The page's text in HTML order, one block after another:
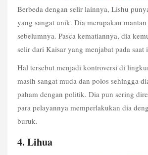
Berbeda dengan selir lainnya, Lishu
yang sangat unik. Dia merupakan
sebelumnya. Pasca kematiannya, dia
selir dari Kaisar yang menjabat pada saat
Hal tersebut menjadi kontroversi di
masih sangat muda dan polos sehingga
paham dengan politik. Dia pun sering
para pelayannya memperlakukan dia
buruk.
4. Lihua